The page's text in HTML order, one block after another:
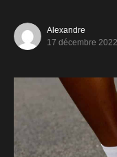
Alexandre
17 décembre 2022